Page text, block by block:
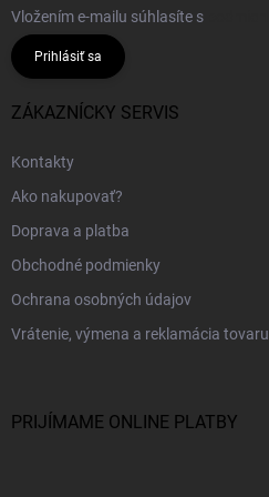
Vložením e-mailu súhlasíte s
Prihlásiť sa
ZÁKAZNÍCKY SERVIS
Kontakty
Ako nakupovať?
Doprava a platba
Obchodné podmienky
Ochrana osobných údajov
Vrátenie, výmena a reklamácia tovaru
PRIJÍMAME ONLINE PLATBY